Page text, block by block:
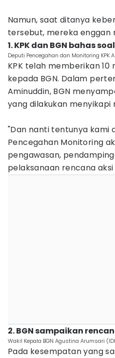
Namun, saat ditanya
tersebut, mereka enggan
1. KPK dan BGN bahas
Deputi Pencegahan dan Monitoring
KPK telah memberikan 10
kepada BGN. Dalam
Aminuddin, BGN
yang dilakukan menyikapi
"Dan nanti tentunya kami
Pencegahan Monitoring
pengawasan,
pelaksanaan rencana
2. BGN sampaikan
Wakil Kepala BGN Agustina Arumsari
Pada kesempatan yang